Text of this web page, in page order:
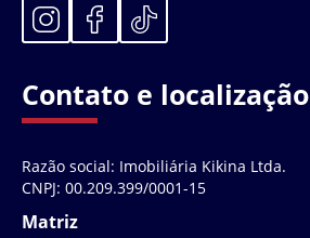
Contato e localização
Razão social: Imobiliária Kikina Ltda.
CNPJ: 00.209.399/0001-15
Matriz